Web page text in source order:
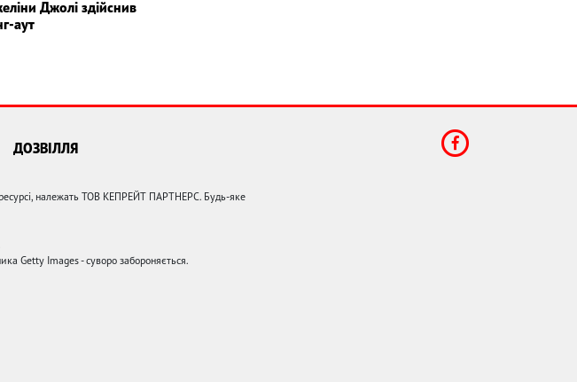
Джолі здійснив
аут
ДОЗВІЛЛЯ
належать ТОВ КЕПРЕЙТ ПАРТНЕРС. Будь-яке
Getty Images - суворо забороняється.